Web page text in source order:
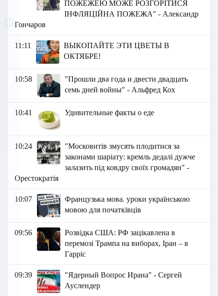
ПОЖЕЖЕЮ МОЖЕ РОЗГОРІТИСЯ
ІНФЛЯЦІЙНА ПОЖЕЖА" - Александр
Гончаров
11:11
ВЫКОПАЙТЕ ЭТИ ЦВЕТЫ В
ОКТЯБРЕ!
10:58
"Прошли два года и двести двадцать
семь дней войны" - Альфред Кох
10:41 Удивительные факты о еде
10:24
"Московитів змусять плодитися за
законами шаріату: кремль дедалі дужче
залазить під ковдру своїх громадян" -
Орестократія
10:07
Французька мова. уроки українською
мовою для початківців
09:56
Розвідка США: РФ зацікавлена в
перемозі Трампа на виборах, Іран – в
Гарріс
09:39
"Ядерный Вопрос Ирана" - Сергей
Ауслендер